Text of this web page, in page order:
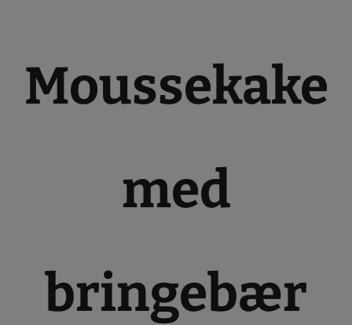
Moussekake
med
bringebær